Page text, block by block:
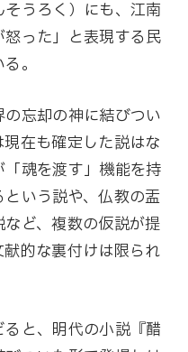
うろく）にも、江南
った」と表現する民
。
忘却の神に結びつい
在も確定した説はな
魂を渡す」機能を持
いう説や、仏教の盂
ど、複数の仮説が提
的な裏付けは限られ
と、明代の小説『醋